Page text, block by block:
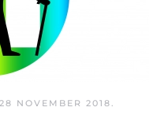
28 NOVEMBER 2018.